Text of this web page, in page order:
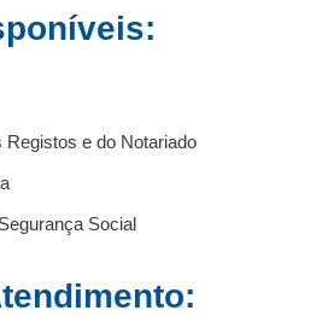
Registos e do Notariado
Social